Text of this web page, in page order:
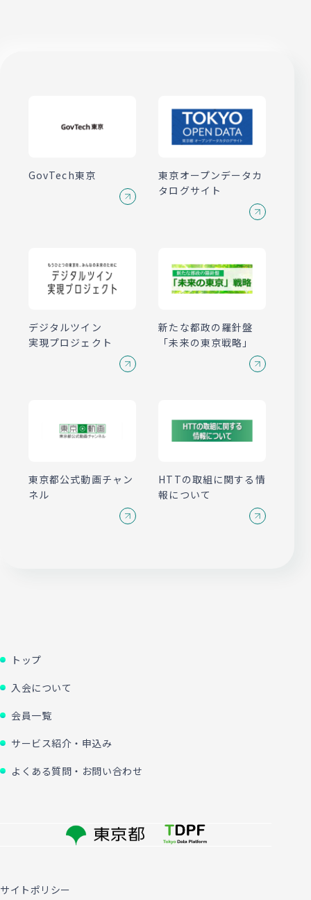
GovTech東京 東京オープンデータ カ
タログサイト
デジタルツイン
実現プロジェクト
新たな都政の羅針盤
「未来の東京戦略」
東京都公式動画チャン
ネル
HTTの取組に関する情
報について
トップ
入会について
会員一覧
サービス紹介・申込み
よくある質問・お問い合わせ
サイトポリシー